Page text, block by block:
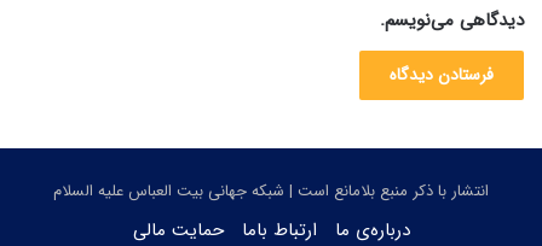
دیدگاهی می‌نویسم.
انتشار با ذکر منبع بلامانع است | شبکه جهانی بیت العباس علیه السلام
درباره‌ی ما ارتباط باما حمایت مالی